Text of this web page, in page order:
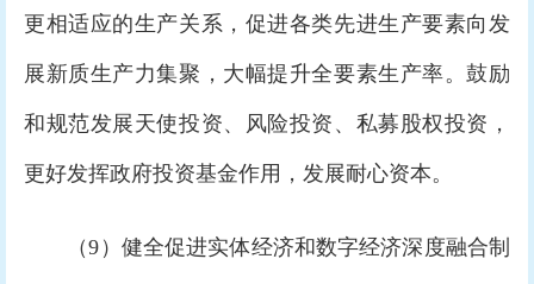
更相适应的生产关系，促进各类先进生产要素向发
展新质生产力集聚，大幅提升全要素生产率。鼓励
和规范发展天使投资、风险投资、私募股权投资，
更好发挥政府投资基金作用，发展耐心资本。
（9）健全促进实体经济和数字经济深度融合制